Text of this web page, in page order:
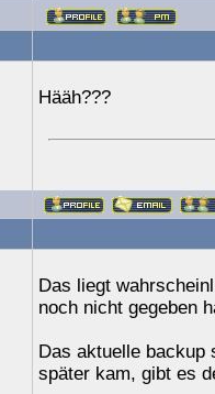
Hääh???
Das liegt
noch nicht gegeben
Das aktuelle backup
später kam, gibt es